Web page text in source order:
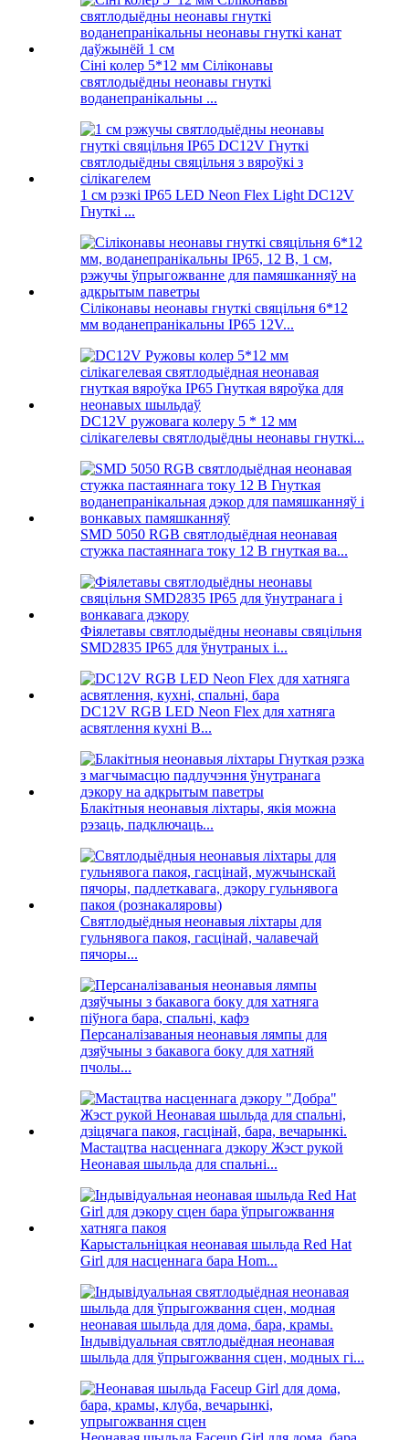
Сіні колер 5*12 мм Сіліконавы
святлодыёдны неонавы гнуткі
воданепранікальны ...
1 см рэзкі IP65 LED Neon Flex Light DC12V
Гнуткі ...
Сіліконавы неонавы гнуткі свяцільня 6*12
мм воданепранікальны IP65 12V...
DC12V ружовага колеру 5 * 12 мм
сілікагелевы святлодыёдны неонавы гнуткі...
SMD 5050 RGB святлодыёдная неонавая
стужка пастаяннага току 12 В гнуткая ва...
Фіялетавы святлодыёдны неонавы свяцільня
SMD2835 IP65 для ўнутраных і...
DC12V RGB LED Neon Flex для хатняга
асвятлення кухні B...
Блакітныя неонавыя ліхтары, якія можна
рэзаць, падключаць...
Святлодыёдныя неонавыя ліхтары для
гульнявога пакоя, гасцінай, чалавечай
пячоры...
Персаналізаваныя неонавыя лямпы для
дзяўчыны з бакавога боку для хатняй
пчолы...
Мастацтва насценнага дэкору Жэст рукой
Неонавая шыльда для спальні...
Карыстальніцкая неонавая шыльда Red Hat
Girl для насценнага бара Hom...
Індывідуальная святлодыёдная неонавая
шыльда для ўпрыгожвання сцен, модных гі...